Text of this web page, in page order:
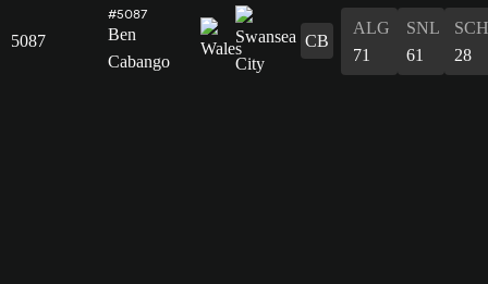
5087
#5087
Ben
Cabango
CB
ALG
71
SNL
61
SCH
28